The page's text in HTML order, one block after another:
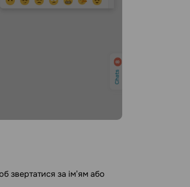
звертатися за імʼям або